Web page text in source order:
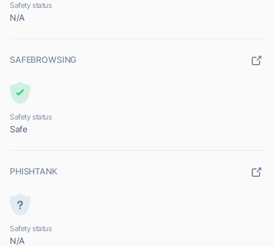
Safety status
N/A
SAFEBROWSING
Safety status
Safe
PHISHTANK
Safety status
N/A